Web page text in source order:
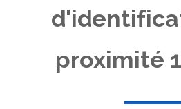
proximité